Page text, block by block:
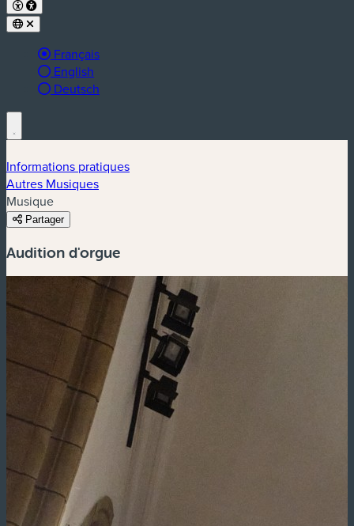
Langue active :
Français
English
Deutsch
Informations pratiques
Autres Musiques
Musique
Partager
Audition d'orgue